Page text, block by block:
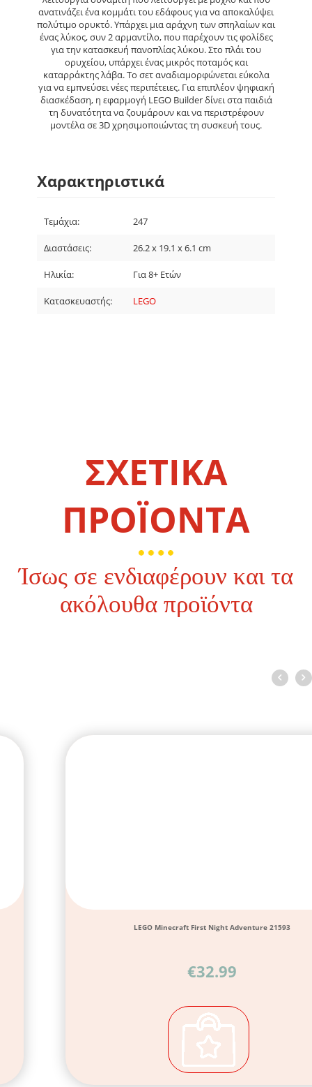
ανατινάζει ένα κομμάτι του εδάφους για να αποκαλύψει
πολύτιμο ορυκτό. Υπάρχει μια αράχνη των σπηλαίων και
ένας λύκος, συν 2 αρμαντίλο, που παρέχουν τις φολίδες
για την κατασκευή πανοπλίας λύκου. Στο πλάι του
ορυχείου, υπάρχει ένας μικρός ποταμός και
καταρράκτης λάβα. Το σετ αναδιαμορφώνεται εύκολα
για να εμπνεύσει νέες περιπέτειες. Για επιπλέον ψηφιακή
διασκέδαση, η εφαρμογή LEGO Builder δίνει στα παιδιά
τη δυνατότητα να ζουμάρουν και να περιστρέφουν
μοντέλα σε 3D χρησιμοποιώντας τη συσκευή τους.
Χαρακτηριστικά
Τεμάχια: 247
Διαστάσεις: 26.2 x 19.1 x 6.1 cm
Ηλικία: Για 8+ Ετών
Κατασκευαστής: LEGO
ΣΧΕΤΙΚΑ
ΠΡΟΪΟΝΤΑ
Ίσως σε ενδιαφέρουν και τα
ακόλουθα προϊόντα
LEGO Minecraft First Night Adventure 21593
€32.99